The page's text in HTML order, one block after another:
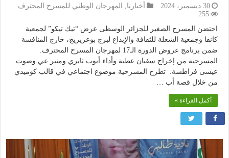
30 ديسمبر، 2024 أخبارنا,
المهرجان الوطني للمسرح المحترف
255
احتضن المسرح الصغير للجزائر الوسطى عرض “تيك تيكو” لجمعية
كانفا وجمعية الشعلة للثقافة والإبداع لبرج بوعريريج، خارج المنافسة
ضمن برنامج عروض الدورة الـ17 لمهرجان المسرح المحترف.
المسرحية من إخراج سفيان عطية وأداء أيوب ثايري ومنير عي وصوت
عيسى فراطسة. تطرح المسرحية موضوع اجتماعي في قالب كوميدي
من خلال قصة أب …
أكمل القراءة »